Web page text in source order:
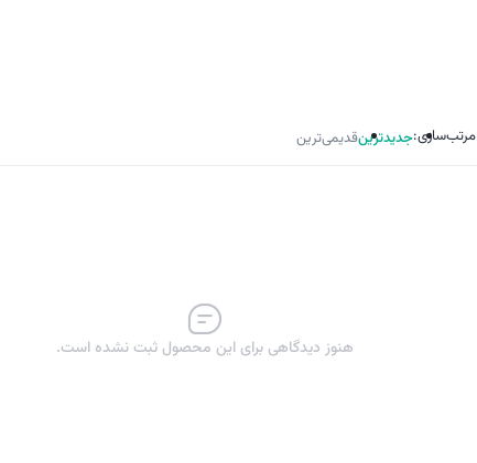
مرتب‌سازی:جدیدترینقدیمی‌ترین
هنوز دیدگاهی برای این محصول ثبت نشده است.